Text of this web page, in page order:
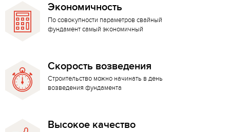
Экономичность
По совокупности параметров свайный
фундамент самый экономичный
Скорость возведения
Строительство можно начинать в день
возведения фундамента
Высокое качество